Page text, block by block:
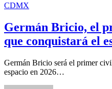
CDMX
Germán Bricio, el
que conquistará el
Germán Bricio será el primer
espacio en 2026…